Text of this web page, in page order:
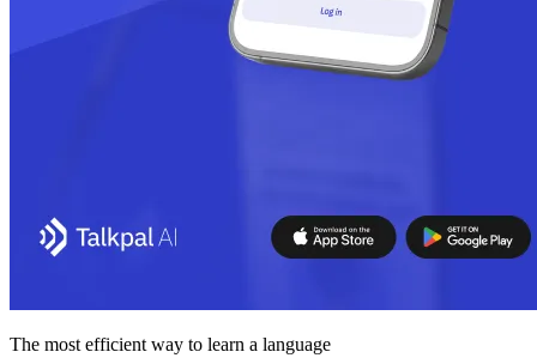
The most efficient way to learn a language